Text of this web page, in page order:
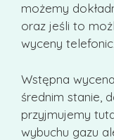
możemy
oraz jeśli to
wyceny
Wstępna
średnim stanie,
przyjmujemy
wybuchu gazu